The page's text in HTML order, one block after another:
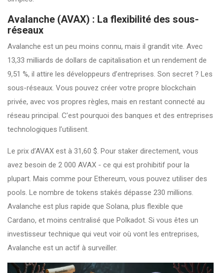
Avalanche (AVAX) : La flexibilité des sous-
réseaux
Avalanche est un peu moins connu, mais il grandit vite. Avec
13,33 milliards de dollars de capitalisation et un rendement de
9,51 %, il attire les développeurs d’entreprises. Son secret ? Les
sous-réseaux. Vous pouvez créer votre propre blockchain
privée, avec vos propres règles, mais en restant connecté au
réseau principal. C’est pourquoi des banques et des entreprises
technologiques l’utilisent.
Le prix d’AVAX est à 31,60 $. Pour staker directement, vous
avez besoin de 2 000 AVAX - ce qui est prohibitif pour la
plupart. Mais comme pour Ethereum, vous pouvez utiliser des
pools. Le nombre de tokens stakés dépasse 230 millions.
Avalanche est plus rapide que Solana, plus flexible que
Cardano, et moins centralisé que Polkadot. Si vous êtes un
investisseur technique qui veut voir où vont les entreprises,
Avalanche est un actif à surveiller.